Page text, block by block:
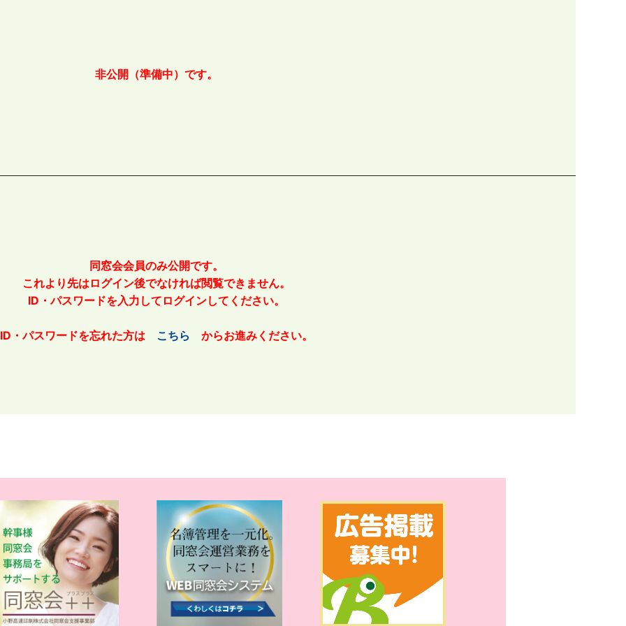
非公開（準備中）です。
同窓会会員のみ公開です。
これより先はログイン後でなければ閲覧できません。
ID・パスワードを入力してログインしてください。
ID・パスワードを忘れた方は こちら からお進みください。